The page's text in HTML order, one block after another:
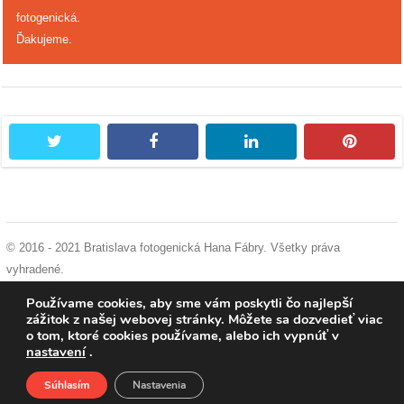
reklama
fotogenická.
Ďakujeme.
facebook linkedin
© 2016 - 2021 Bratislava fotogenická Hana Fábry. Všetky práva
vyhradené.
cookies
Domov O nás
Používame cookies, aby sme vám poskytli čo najlepší
zážitok z našej webovej stránky. Môžete sa dozvedieť viac
o tom, ktoré cookies používame, alebo ich vypnúť v
nastavení .
Súhlasím Nastavenia